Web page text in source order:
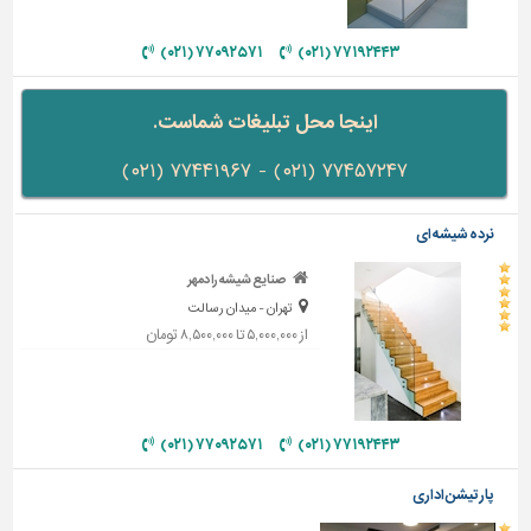
دیوارپوش،
کفپوش
سنگ
ابزار،یراق
و
ماشین
آلات
برقی،روشنایی،ایمنی
محوطه
سازی
و
ساخت
و
ساز
۷۷۱۹۲۴۴۳ (۰۲۱) ۷۷۰۹۲۵۷۱ (۰۲۱)
اینجا محل تبلیغات شماست.
۷۷۴۵۷۲۴۷ (۰۲۱) - ۷۷۴۴۱۹۶۷ (۰۲۱)
نرده شیشه ای
صنایع شیشه رادمهر
تهران - میدان رسالت
از ۵,۰۰۰,۰۰۰ تا ۸,۵۰۰,۰۰۰ تومان
۷۷۱۹۲۴۴۳ (۰۲۱) ۷۷۰۹۲۵۷۱ (۰۲۱)
پارتیشن اداری